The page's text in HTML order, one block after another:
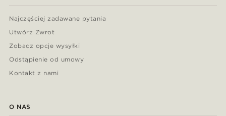
Najczęściej zadawane pytania
Utwórz Zwrot
Zobacz opcje wysyłki
Odstąpienie od umowy
Kontakt z nami
O NAS